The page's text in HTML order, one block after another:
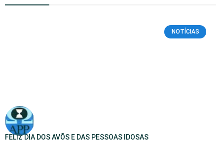
NOTÍCIAS
FELIZ DIA DOS AVÕS E DAS PESSOAS IDOSAS